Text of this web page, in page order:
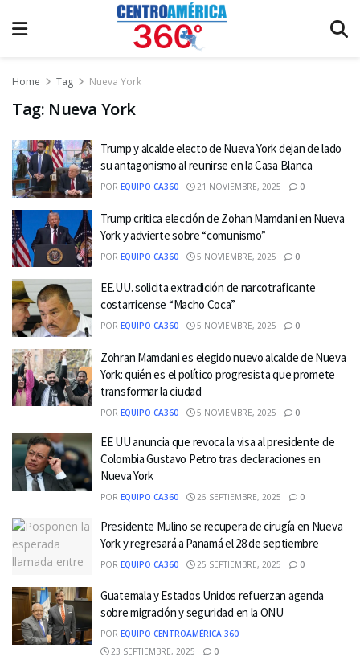
Home Tag Nueva York
Tag: Nueva York
Trump y alcalde electo de Nueva York dejan de lado
su antagonismo al reunirse en la Casa Blanca
POR EQUIPO CA360 21 NOVIEMBRE, 2025 0
Trump critica elección de Zohan Mamdani en Nueva
York y advierte sobre “comunismo”
POR EQUIPO CA360 5 NOVIEMBRE, 2025 0
EE.UU. solicita extradición de narcotraficante
costarricense “Macho Coca”
POR EQUIPO CA360 5 NOVIEMBRE, 2025 0
Zohran Mamdani es elegido nuevo alcalde de Nueva
York: quién es el político progresista que promete
transformar la ciudad
POR EQUIPO CA360 5 NOVIEMBRE, 2025 0
EE UU anuncia que revoca la visa al presidente de
Colombia Gustavo Petro tras declaraciones en
Nueva York
POR EQUIPO CA360 26 SEPTIEMBRE, 2025 0
Presidente Mulino se recupera de cirugía en Nueva
York y regresará a Panamá el 28 de septiembre
POR EQUIPO CA360 25 SEPTIEMBRE, 2025 0
Guatemala y Estados Unidos refuerzan agenda
sobre migración y seguridad en la ONU
POR EQUIPO CENTROAMÉRICA 360
23 SEPTIEMBRE, 2025
0